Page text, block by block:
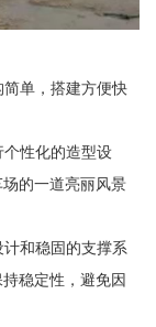
单，搭建方便快
性化的造型设
的一道亮丽风景
和稳固的支撑系
稳定性，避免因